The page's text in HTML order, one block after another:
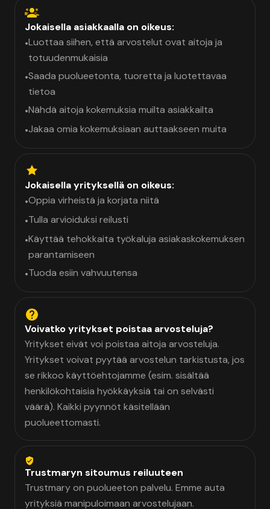
Jokaisella asiakkaalla on oikeus:
•Luottaa siihen, että arvostelut ovat aitoja ja
totuudenmukaisia
•Saada puolueetonta, tuoretta ja luotettavaa
tietoa
•Nähdä aitoja kokemuksia muilta asiakkailta
•Jakaa omia kokemuksiaan auttaakseen muita
Jokaisella yrityksellä on oikeus:
•Oppia virheistä ja korjata niitä
•Tulla arvioiduksi reilusti
•Käyttää tehokkaita työkaluja asiakaskokemuksen
parantamiseen
•Tuoda esiin vahvuutensa
Voivatko yritykset poistaa arvosteluja?
Yritykset eivät voi poistaa aitoja arvosteluja.
Yritykset voivat pyytää arvostelun tarkistusta, jos
se rikkoo käyttöehtojamme (esim. sisältää
henkilökohtaisia hyökkäyksiä tai on selvästi
väärä). Kaikki pyynnöt käsitellään
puolueettomasti.
Trustmaryn sitoumus reiluuteen
Trustmary on puolueeton palvelu. Emme auta
yrityksiä manipuloimaan arvostelujaan.